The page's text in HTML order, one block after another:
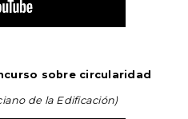
sobre circularidad
de la Edificación)